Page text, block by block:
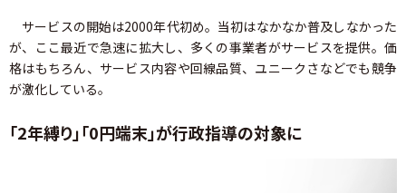
サービスの開始は2000年代初め。当初はなかなか普及しなかった
が、ここ最近で急速に拡大し、多くの事業者がサービスを提供。価
格はもちろん、サービス内容や回線品質、ユニークさなどでも競争
が激化している。
「2年縛り」「0円端末」が行政指導の対象に